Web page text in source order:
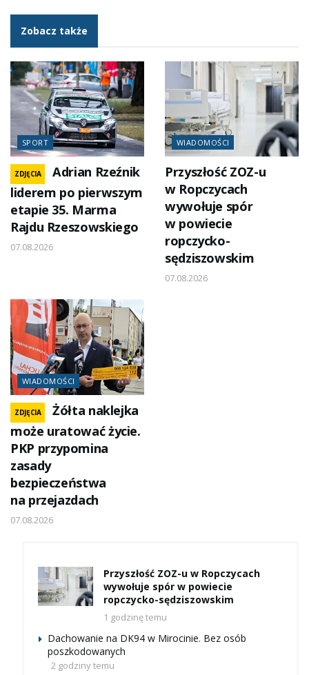
Zobacz także
SPORT
ZDJĘCIA
Adrian Rzeźnik
liderem po pierwszym
etapie 35. Marma
Rajdu Rzeszowskiego
07.08.2026
WIADOMOŚCI
Przyszłość ZOZ-u
w Ropczycach
wywołuje spór
w powiecie
ropczycko-
sędziszowskim
07.08.2026
WIADOMOŚCI
ZDJĘCIA
Żółta naklejka
może uratować życie.
PKP przypomina
zasady
bezpieczeństwa
na przejazdach
07.08.2026
Przyszłość ZOZ-u w Ropczycach
wywołuje spór w powiecie
ropczycko-sędziszowskim
1 godzinę temu
Dachowanie na DK94 w Mirocinie. Bez osób
poszkodowanych
2 godziny temu